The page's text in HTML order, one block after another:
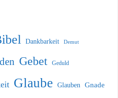
Dankbarkeit Demut
Gebet Geduld
Glaube Glauben Gnade